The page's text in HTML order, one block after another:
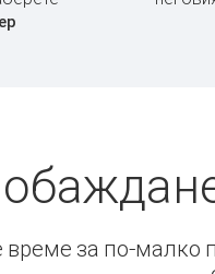
за по-малко